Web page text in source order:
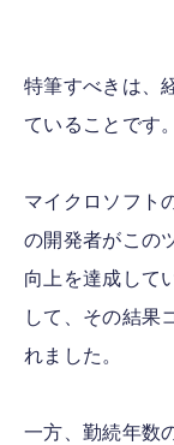
特筆すべきは、
ていることです。
マイクロソフト
の開発者がこの
向上を達成して
して、その結果
れました。
一方、勤続年数